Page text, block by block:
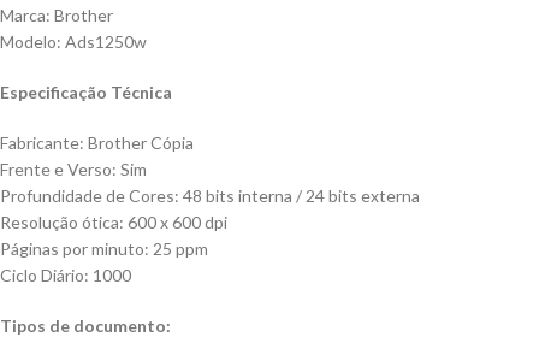
Marca: Brother
Modelo: Ads1250w
Especificação Técnica
Fabricante: Brother Cópia
Frente e Verso: Sim
Profundidade de Cores: 48 bits interna / 24 bits externa
Resolução ótica: 600 x 600 dpi
Páginas por minuto: 25 ppm
Ciclo Diário: 1000
Tipos de documento: